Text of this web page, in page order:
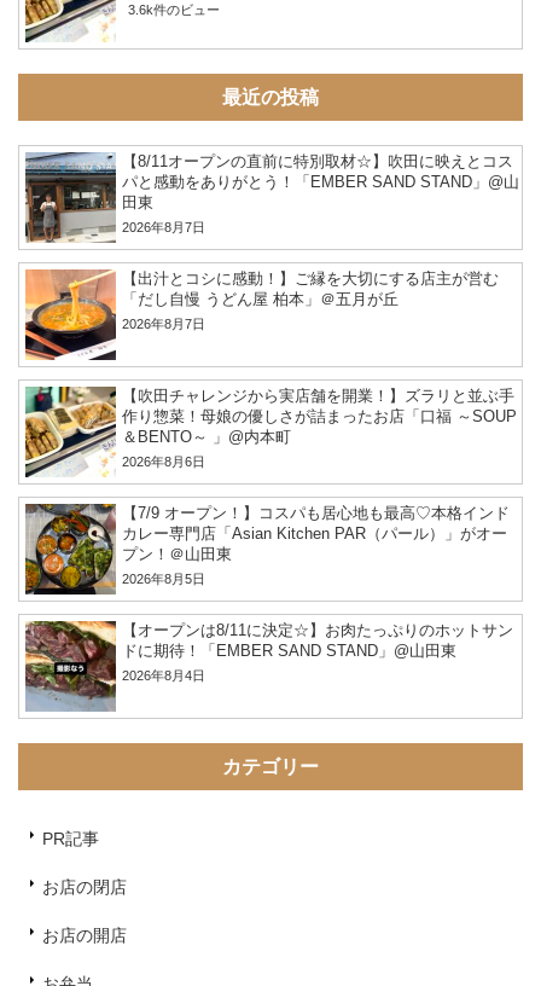
3.6k件のビュー
最近の投稿
【8/11オープンの直前に特別取材☆】吹田に映えとコス
パと感動をありがとう！「EMBER SAND STAND」@山
田東
2026年8月7日
【出汁とコシに感動！】ご縁を大切にする店主が営む
「だし自慢 うどん屋 柏本」＠五月が丘
2026年8月7日
【吹田チャレンジから実店舗を開業！】ズラリと並ぶ手
作り惣菜！母娘の優しさが詰まったお店「口福 ～SOUP
＆BENTO～ 」@内本町
2026年8月6日
【7/9 オープン！】コスパも居心地も最高♡本格インド
カレー専門店「Asian Kitchen PAR（パール）」がオー
プン！＠山田東
2026年8月5日
【オープンは8/11に決定☆】お肉たっぷりのホットサン
ドに期待！「EMBER SAND STAND」@山田東
2026年8月4日
カテゴリー
PR記事
お店の閉店
お店の開店